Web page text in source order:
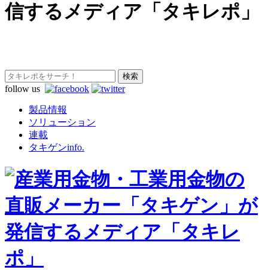
信するメディア「タキレポ」
follow us
製品情報
ソリューション
連載
タキゲンinfo.